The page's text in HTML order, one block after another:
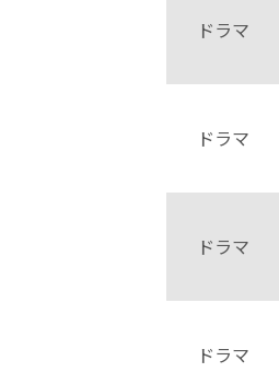
ドラマ
ドラマ
ドラマ
ドラマ